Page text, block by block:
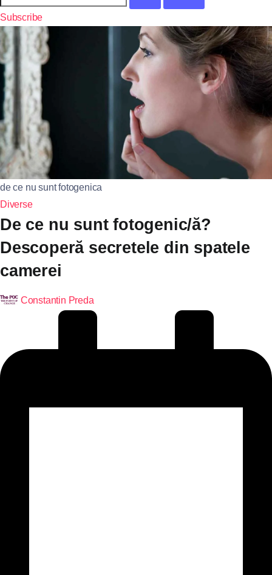
Subscribe
de ce nu sunt fotogenica
Diverse
De ce nu sunt fotogenic/ă?
Descoperă secretele din spatele
camerei
Constantin Preda